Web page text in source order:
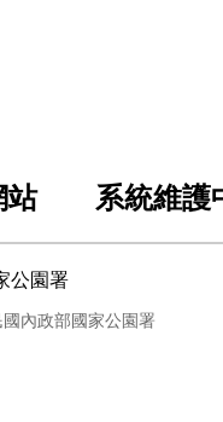
站 系統維護
公園署
內政部國家公園署